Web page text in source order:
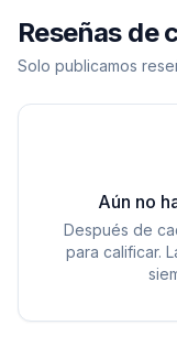
Reseñas de
Solo publicamos
Aún no
Después de
para calificar.